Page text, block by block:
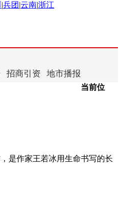
|兵团 |云南|浙江
招商引资 地市播报
当前位
是作家王若冰用生命书写的长